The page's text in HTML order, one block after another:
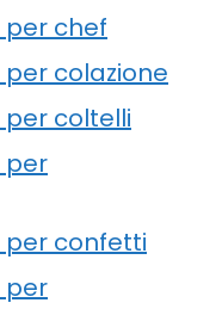
per chef
colazione
per coltelli
per
per confetti
per